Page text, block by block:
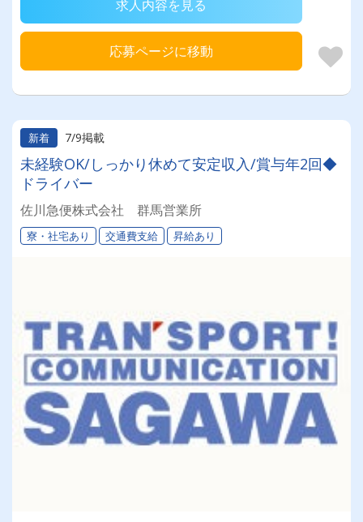
求人内容を見る
応募ページに移動
新着 7/9掲載
未経験OK/しっかり休めて安定収入/賞与年2回◆
ドライバー
佐川急便株式会社 群馬営業所
寮・社宅あり 交通費支給 昇給あり